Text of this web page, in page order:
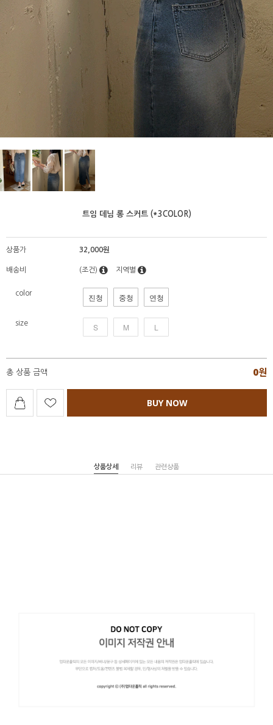
트임 데님 롱 스커트 (*3COLOR)
상품가 32,000원
배송비 (조건) 지역별
color 진청 중청 연청
size S M L
총 상품 금액 0원
BUY NOW
상품상세 리뷰 관련상품